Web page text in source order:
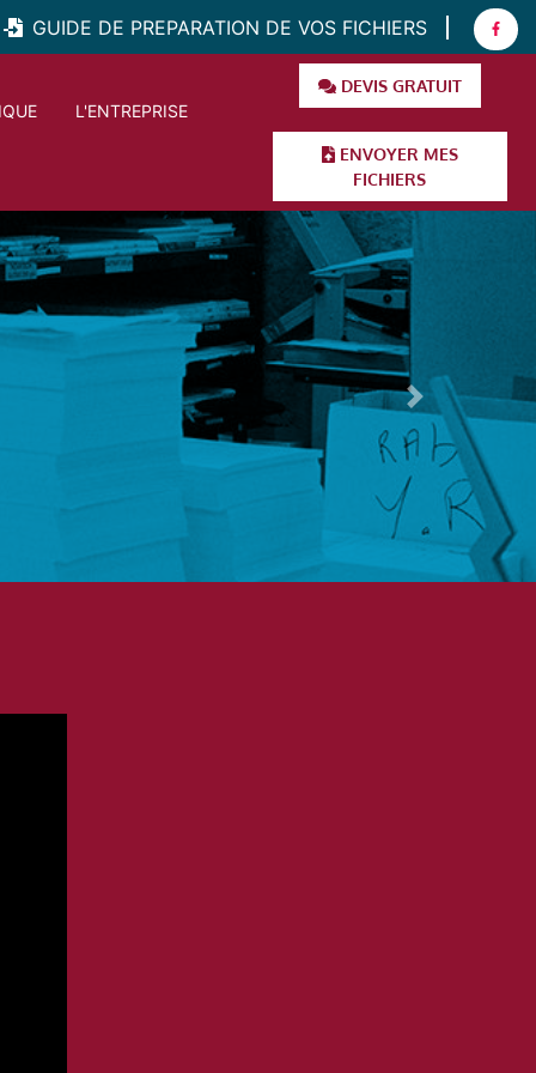
GUIDE DE PREPARATION DE VOS FICHIERS
L'ENTREPRISE
DEVIS GRATUIT
ENVOYER MES
FICHIERS
Next